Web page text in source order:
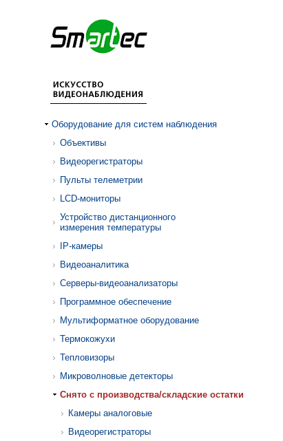
Оборудование для систем наблюдения
Объективы
Видеорегистраторы
Пульты телеметрии
LCD-мониторы
Устройство дистанционного
измерения температуры
IP-камеры
Видеоаналитика
Серверы-видеоанализаторы
Программное обеспечение
Мультиформатное оборудование
Термокожухи
Тепловизоры
Микроволновые детекторы
Cнято с производства/складские остатки
Камеры аналоговые
Видеорегистраторы